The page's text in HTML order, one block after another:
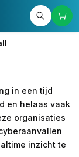
in een tijd
en helaas vaak
organisaties
inzicht te